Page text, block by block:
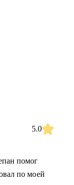
5.0
помог
по моей